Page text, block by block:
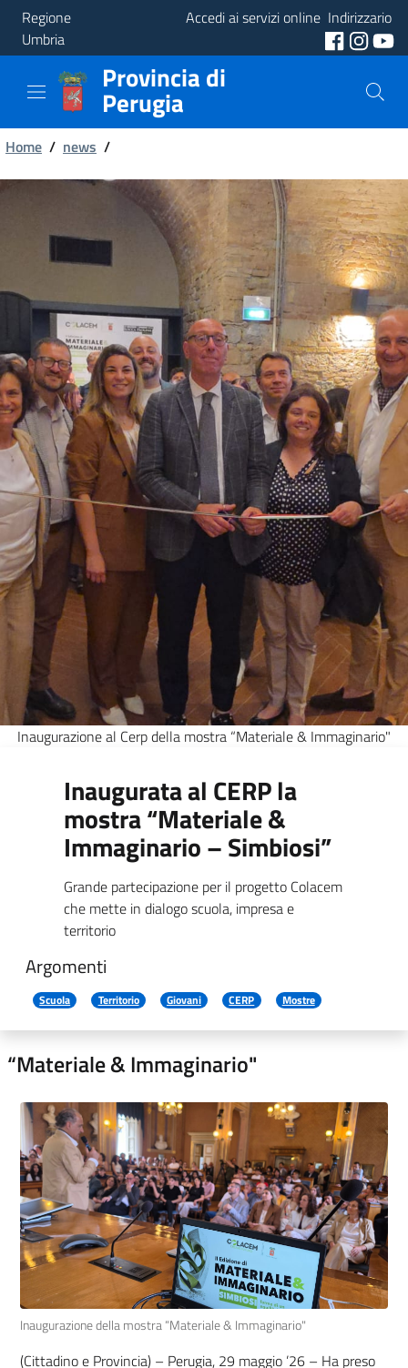
Regione
Umbria
Accedi ai servizi online Indirizzario
Provincia
Aree
Tematiche
Provincia di
Perugia
Briciole
di
Home / news /
Inaugurazione al Cerp della mostra “Materiale & Immaginario"
Inaugurata al CERP la
mostra “Materiale &
Immaginario – Simbiosi”
Grande partecipazione per il progetto Colacem
che mette in dialogo scuola, impresa e
territorio
Argomenti
Scuola Territorio Giovani CERP Mostre
“Materiale & Immaginario"
Inaugurazione della mostra “Materiale & Immaginario"
(Cittadino e Provincia) – Perugia, 29 maggio ’26 – Ha preso